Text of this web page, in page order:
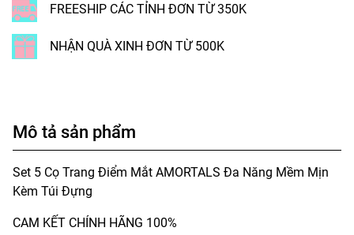
FREESHIP CÁC TỈNH ĐƠN TỪ 350K
NHẬN QUÀ XINH ĐƠN TỪ 500K
Mô tả sản phẩm
Set 5 Cọ Trang Điểm Mắt AMORTALS Đa Năng Mềm Mịn
Kèm Túi Đựng
CAM KẾT CHÍNH HÃNG 100%